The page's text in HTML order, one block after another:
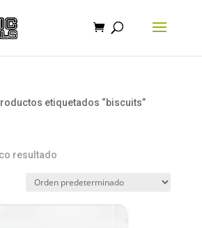
etiquetados “biscuits”
resultado